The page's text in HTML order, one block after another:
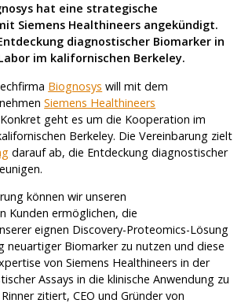
hat eine strategische
Siemens Healthineers angekündigt.
diagnostischer Biomarker in
im kalifornischen Berkeley.
Biognosys will mit dem
Siemens Healthineers
geht es um die Kooperation im
Berkeley. Die Vereinbarung zielt
darauf ab, die Entdeckung diagnostischer
können wir unseren
Kunden ermöglichen, die
eignen Discovery-Proteomics-Lösung
neuartiger Biomarker zu nutzen und diese
von Siemens Healthineers in der
Assays in die klinische Anwendung zu
zitiert, CEO und Gründer von